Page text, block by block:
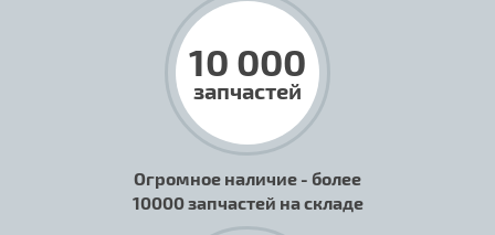
10 000
запчастей
Огромное наличие - более
10000 запчастей на складе